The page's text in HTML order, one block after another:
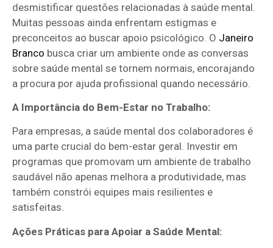
desmistificar questões relacionadas à saúde mental.
Muitas pessoas ainda enfrentam estigmas e
preconceitos ao buscar apoio psicológico. O Janeiro
Branco busca criar um ambiente onde as conversas
sobre saúde mental se tornem normais, encorajando
a procura por ajuda profissional quando necessário.
A Importância do Bem-Estar no Trabalho:
Para empresas, a saúde mental dos colaboradores é
uma parte crucial do bem-estar geral. Investir em
programas que promovam um ambiente de trabalho
saudável não apenas melhora a produtividade, mas
também constrói equipes mais resilientes e
satisfeitas.
Ações Práticas para Apoiar a Saúde Mental: